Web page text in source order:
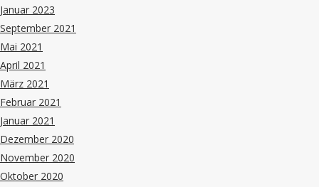
Januar 2023
September 2021
Mai 2021
April 2021
März 2021
Februar 2021
Januar 2021
Dezember 2020
November 2020
Oktober 2020